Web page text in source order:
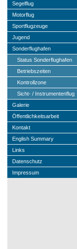
Segelflug
Motorflug
Sportflugzeuge
Jugend
Sonderflughafen
Status Sonderflughafen
Betriebszeiten
Kontrollzone
Sicht- / Instrumentenflug
Galerie
Öffentlichkeitsarbeit
Kontakt
English Summary
Links
Datenschutz
Impressum